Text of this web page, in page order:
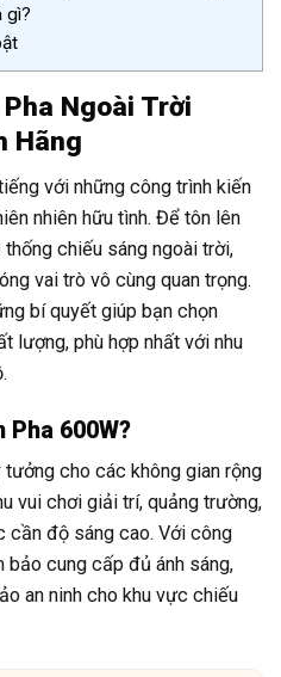
gì?
Ngoài Trời
Hãng
với những công trình kiến
nhiên hữu tình. Để tôn lên
chiếu sáng ngoài trời,
vai trò vô cùng quan trọng.
bí quyết giúp bạn chọn
lượng, phù hợp nhất với nhu
Pha 600W?
cho các không gian rộng
vui chơi giải trí, quảng trường,
cần độ sáng cao. Với công
bảo cung cấp đủ ánh sáng,
an ninh cho khu vực chiếu